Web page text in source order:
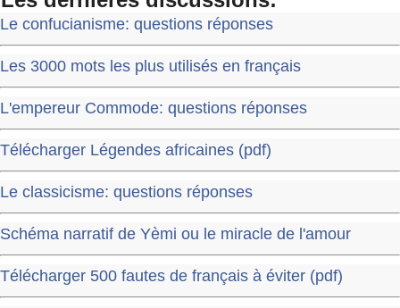
Le confucianisme: questions réponses
Les 3000 mots les plus utilisés en français
L'empereur Commode: questions réponses
Télécharger Légendes africaines (pdf)
Le classicisme: questions réponses
Schéma narratif de Yèmi ou le miracle de l'amour
Télécharger 500 fautes de français à éviter (pdf)